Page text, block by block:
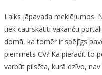
Laiks jāpavada meklējumos.
tiek caurskatīti vakanču
domā, ka tomēr ir spējīgs
pieminēts CV? Kā pierādīt to
varbūt pilsēta, kurā dzīvo,